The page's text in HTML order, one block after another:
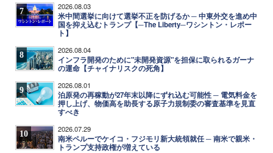
7 2026.08.03
米中間選挙に向けて選挙不正を防げるか ─ 中東外交を進め中
国を抑え込むトランプ【─The Liberty─ワシントン・レポー
ト】
8 2026.08.04
インフラ開発のために"未開発資源"を担保に取られるガーナ
の運命【チャイナリスクの死角】
9 2026.08.01
泊原発の再稼動が27年末以降にずれ込む可能性 ─ 電気料金を
押し上げ、物価高を助長する原子力規制委の審査基準を見直
すべき
10 2026.07.29
南米ペルーでケイコ・フジモリ新大統領就任 ─ 南米で親米・
トランプ支持政権が増えている